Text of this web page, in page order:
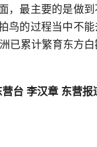
，最主要的是做
鸟的过程当中不
已累计繁育东方
台 李汉章 东营报